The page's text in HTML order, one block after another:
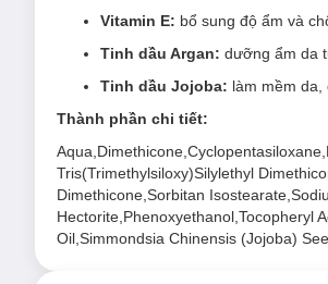
Vitamin E: bổ sung độ ẩm và
Tinh dầu Argan: dưỡng ẩm da
Tinh dầu Jojoba: làm mềm da,
Thành phần chi tiết:
Tris(Trimethylsiloxy)Silylethyl
Dimethicone,Sorbitan
Hectorite,Phenoxyethanol,Tocopheryl
Oil,Simmondsia Chinensis (Jojoba)